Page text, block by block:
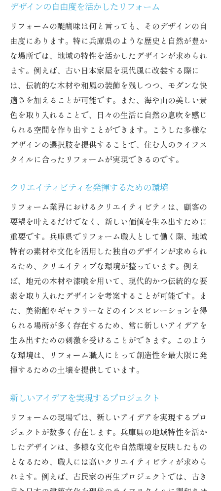
デザインの自由度を活かしたリフォーム
リフォームの醍醐味は何と言っても、そのデザインの自
由度にあります。特に兵庫県のような歴史と自然が豊か
な場所では、地域の特性を活かしたデザインが求められ
ます。例えば、古い日本家屋を現代風に改装する際に
は、伝統的な木材や和風の装飾を残しつつ、モダンな快
適さを加えることが可能です。また、海や山の美しい景
色を取り入れることで、日々の生活に自然の息吹を感じ
られる空間を作り出すことができます。こうした多様な
デザインの選択肢を提供することで、住む人のライフス
タイルに合ったリフォームが実現できるのです。
クリエイティビティを発揮するための環境
リフォーム業界におけるクリエイティビティは、顧客の
要望を叶えるだけでなく、新しい価値を生み出すために
重要です。兵庫県でリフォーム職人として働く際、地域
特有の素材や文化を活用した独自のデザインが求められ
るため、クリエイティブな環境が整っています。例え
ば、地元の木材や漆喰を用いて、現代的かつ伝統的な要
素を取り入れたデザインを考案することが可能です。ま
た、美術館やギャラリーなどのインスピレーションを得
られる場所が多く存在するため、常に新しいアイデアを
生み出すための刺激を受けることができます。このよう
な環境は、リフォーム職人にとって創造性を最大限に発
揮するための土壌を提供しています。
新しいアイデアを実現するプロジェクト
リフォームの現場では、新しいアイデアを実現するプロ
ジェクトが数多く存在します。兵庫県の地域特性を活か
したデザインは、多様な文化や自然環境を反映したもの
となるため、職人には高いクリエイティビティが求めら
れます。例えば、古民家の再生プロジェクトでは、古き